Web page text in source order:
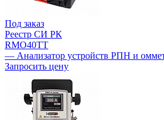
Под заказ
Реестр СИ РК
RMO40TT
— Анализатор устройств РПН и
Запросить цену